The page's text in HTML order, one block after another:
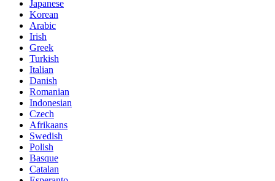
Japanese
Korean
Arabic
Irish
Greek
Turkish
Italian
Danish
Romanian
Indonesian
Czech
Afrikaans
Swedish
Polish
Basque
Catalan